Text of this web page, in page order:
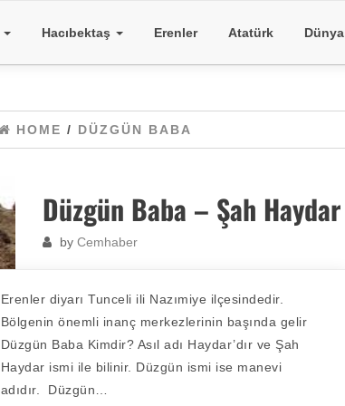
Hacıbektaş Erenler Atatürk Dünya
HOME / DÜZGÜN BABA
Düzgün Baba – Şah Haydar
by Cemhaber
Erenler diyarı Tunceli ili Nazımiye ilçesindedir.
Bölgenin önemli inanç merkezlerinin başında gelir
Düzgün Baba Kimdir? Asıl adı Haydar’dır ve Şah
Haydar ismi ile bilinir. Düzgün ismi ise manevi
adıdır. Düzgün…